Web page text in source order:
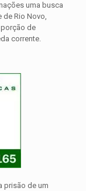
uma busca
de Rio Novo,
de
corrente.
prisão de um